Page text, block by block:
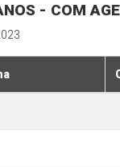
- COM